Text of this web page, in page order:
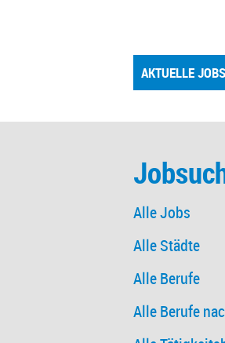
AKTUELLE
Alle Jobs
Alle Städte
Alle Berufe
Alle Berufe